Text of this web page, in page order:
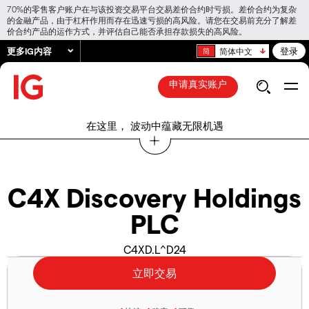
70%的零售客户账户在与该投资交易平台交易差价合约时亏损。差价合约为复杂
的金融产品，由于杠杆作用而存在迅速亏损的高风险。请您在交易前充分了解差
价合约产品的运作方式，并评估自己能否承担存款损失的高风险。
更多IG内容 简体中文 登录
申请真实账户
在这里， 波动中蕴藏无限机遇
C4X Discovery Holdings
PLC
C4XD.L^D24